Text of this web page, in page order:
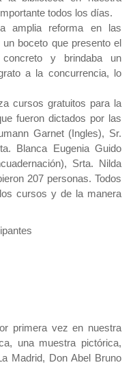
todos los días.
amplia reforma en las
boceto que presento el
y brindaba un
a la concurrencia, lo
cursos gratuitos para la
fueron dictados por las
Garnet (Ingles), Sr.
Blanca Eugenia Guido
Srta. Nilda
207 personas. Todos
cursos y de la manera
primera vez en nuestra
una muestra pictórica,
Madrid, Don Abel Bruno